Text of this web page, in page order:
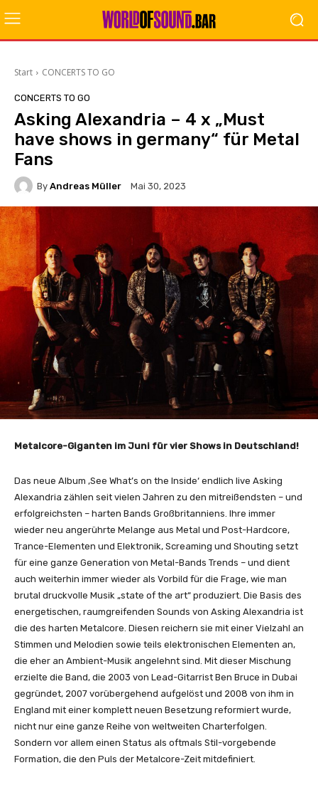
Start CONCERTS TO GO
CONCERTS TO GO
Asking Alexandria – 4 x „Must
have shows in germany“ für Metal
Fans
By Andreas Müller Mai 30, 2023
Metalcore-Giganten im Juni für vier Shows in Deutschland!
Das neue Album ‚See What’s on the Inside‘ endlich live Asking
Alexandria zählen seit vielen Jahren zu den mitreißendsten – und
erfolgreichsten – harten Bands Großbritanniens. Ihre immer
wieder neu angerührte Melange aus Metal und Post-Hardcore,
Trance-Elementen und Elektronik, Screaming und Shouting setzt
für eine ganze Generation von Metal-Bands Trends – und dient
auch weiterhin immer wieder als Vorbild für die Frage, wie man
brutal druckvolle Musik „state of the art“ produziert. Die Basis des
energetischen, raumgreifenden Sounds von Asking Alexandria ist
die des harten Metalcore. Diesen reichern sie mit einer Vielzahl an
Stimmen und Melodien sowie teils elektronischen Elementen an,
die eher an Ambient-Musik angelehnt sind. Mit dieser Mischung
erzielte die Band, die 2003 von Lead-Gitarrist Ben Bruce in Dubai
gegründet, 2007 vorübergehend aufgelöst und 2008 von ihm in
England mit einer komplett neuen Besetzung reformiert wurde,
nicht nur eine ganze Reihe von weltweiten Charterfolgen.
Sondern vor allem einen Status als oftmals Stil-vorgebende
Formation, die den Puls der Metalcore-Zeit mitdefiniert.